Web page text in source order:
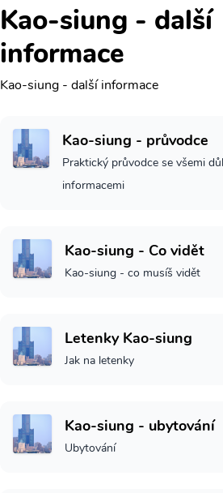
Kao-siung - další
informace
Kao-siung - další informace
Kao-siung - průvodce
Praktický průvodce se všemi
informacemi
Kao-siung - Co vidět
Kao-siung - co musíš vidět
Letenky Kao-siung
Jak na letenky
Kao-siung - ubytování
Ubytování